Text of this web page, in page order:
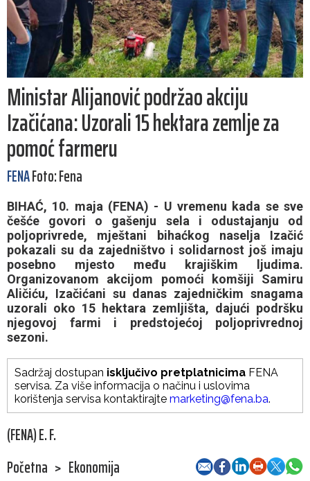
Ministar Alijanović podržao akciju
Izačićana: Uzorali 15 hektara zemlje za
pomoć farmeru
FENAFoto: Fena
BIHAĆ, 10. maja (FENA) - U vremenu kada se sve
češće govori o gašenju sela i odustajanju od
poljoprivrede, mještani bihaćkog naselja Izačić
pokazali su da zajedništvo i solidarnost još imaju
posebno mjesto među krajiškim ljudima.
Organizovanom akcijom pomoći komšiji Samiru
Aličiću, Izačićani su danas zajedničkim snagama
uzorali oko 15 hektara zemljišta, dajući podršku
njegovoj farmi i predstojećoj poljoprivrednoj
sezoni.
Sadržaj dostupan isključivo pretplatnicima FENA
servisa. Za više informacija o načinu i uslovima
korištenja servisa kontaktirajte marketing@fena.ba.
(FENA) E. F.
Početna > Ekonomija